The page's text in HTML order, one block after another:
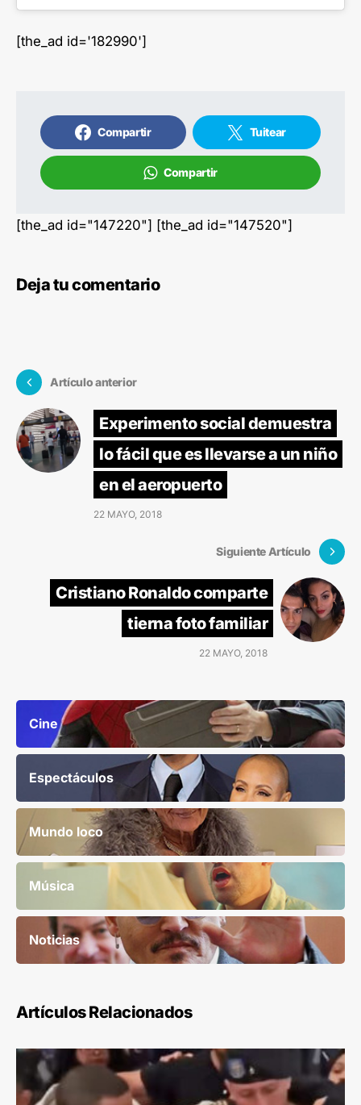
[the_ad id='182990']
Compartir Tuitear
Compartir
[the_ad id="147220"] [the_ad id="147520"]
Deja tu comentario
Artículo anterior
Experimento social demuestra
lo fácil que es llevarse a un niño
en el aeropuerto
22 MAYO, 2018
Siguiente Artículo
Cristiano Ronaldo comparte
tierna foto familiar
22 MAYO, 2018
Cine
Espectáculos
Mundo loco
Música
Noticias
Artículos Relacionados